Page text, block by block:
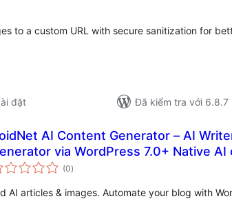
to a custom URL with secure sanitization for
đặt
Đã kiểm tra với 6.8.7
AI Content Generator – AI
via WordPress 7.0+ Native
(0tổng
đánh
)
AI articles & images. Automate your blog with